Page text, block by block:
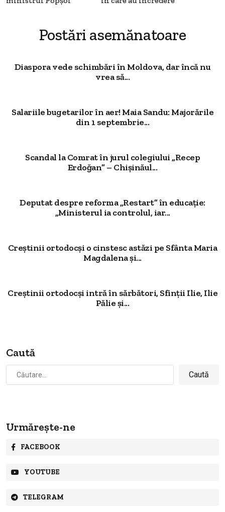
Postări asemănatoare
Diaspora vede schimbări în Moldova, dar încă nu
vrea să...
Salariile bugetarilor în aer! Maia Sandu: Majorările
din 1 septembrie...
Scandal la Comrat în jurul colegiului „Recep
Erdoğan” – Chișinăul...
Deputat despre reforma „Restart” în educație:
„Ministerul ia controlul, iar...
Creștinii ortodocși o cinstesc astăzi pe Sfânta Maria
Magdalena și...
Creștinii ortodocși intră în sărbători, Sfinţii Ilie, Ilie
Pălie şi...
Caută
Caută
după:
Urmărește-ne
FACEBOOK
YOUTUBE
TELEGRAM